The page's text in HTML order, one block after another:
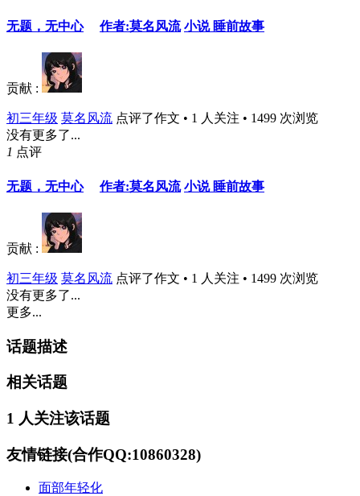
无题，无中心 作者:莫名风流 小说 睡前故事
贡献 :
初三年级 莫名风流 点评了作文 • 1 人关注 • 1499 次浏览
没有更多了...
1 点评
无题，无中心 作者:莫名风流 小说 睡前故事
贡献 :
初三年级 莫名风流 点评了作文 • 1 人关注 • 1499 次浏览
没有更多了...
更多...
话题描述
相关话题
1 人关注该话题
友情链接(合作QQ:10860328)
面部年轻化